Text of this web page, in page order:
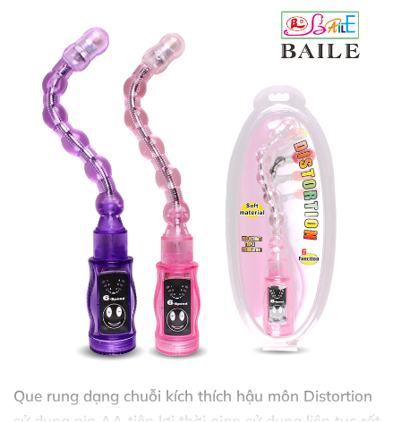
Que rung dạng chuỗi kích thích hậu môn Distortion